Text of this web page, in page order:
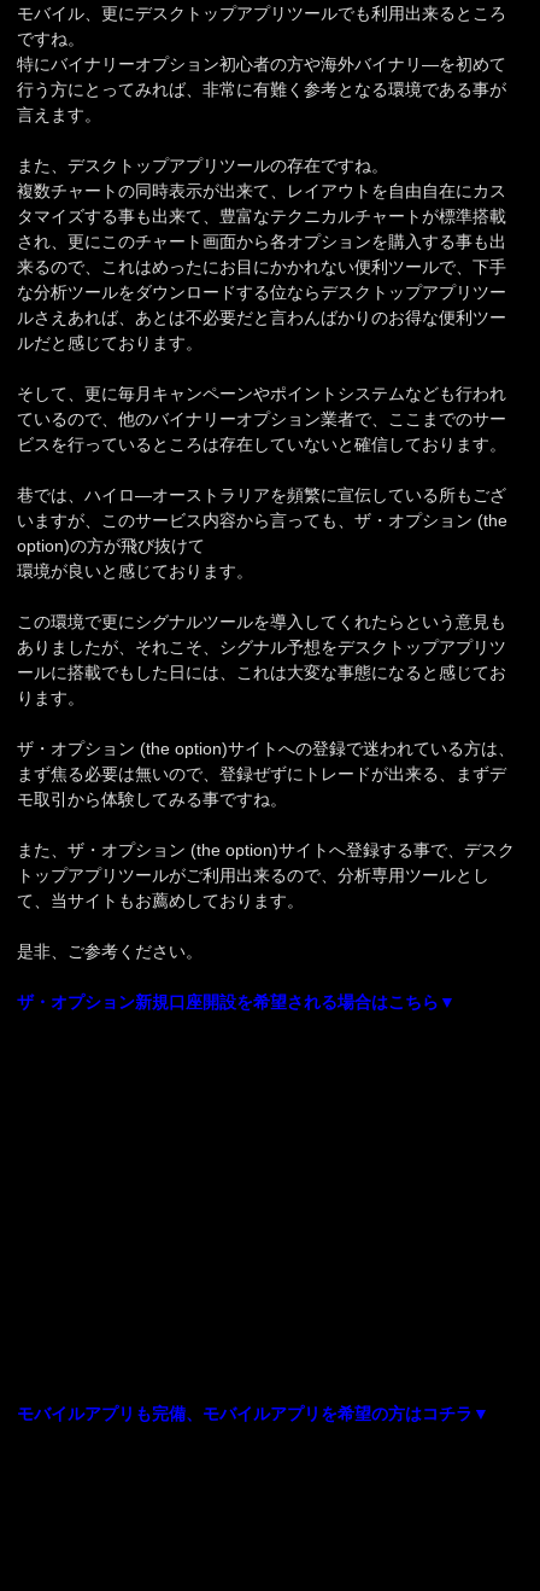
モバイル、更にデスクトップアプリツールでも利用出来るところ
ですね。
特にバイナリーオプション初心者の方や海外バイナリ―を初めて
行う方にとってみれば、非常に有難く参考となる環境である事が
言えます。
また、デスクトップアプリツールの存在ですね。
複数チャートの同時表示が出来て、レイアウトを自由自在にカス
タマイズする事も出来て、豊富なテクニカルチャートが標準搭載
され、更にこのチャート画面から各オプションを購入する事も出
来るので、これはめったにお目にかかれない便利ツールで、下手
な分析ツールをダウンロードする位ならデスクトップアプリツー
ルさえあれば、あとは不必要だと言わんばかりのお得な便利ツー
ルだと感じております。
そして、更に毎月キャンペーンやポイントシステムなども行われ
ているので、他のバイナリーオプション業者で、ここまでのサー
ビスを行っているところは存在していないと確信しております。
巷では、ハイロ―オーストラリアを頻繁に宣伝している所もござ
いますが、このサービス内容から言っても、ザ・オプション (the
option)の方が飛び抜けて
環境が良いと感じております。
この環境で更にシグナルツールを導入してくれたらという意見も
ありましたが、それこそ、シグナル予想をデスクトップアプリツ
ールに搭載でもした日には、これは大変な事態になると感じてお
ります。
ザ・オプション (the option)サイトへの登録で迷われている方は、
まず焦る必要は無いので、登録ぜずにトレードが出来る、まずデ
モ取引から体験してみる事ですね。
また、ザ・オプション (the option)サイトへ登録する事で、デスク
トップアプリツールがご利用出来るので、分析専用ツールとし
て、当サイトもお薦めしております。
是非、ご参考ください。
ザ・オプション新規口座開設を希望される場合はこちら▼
モバイルアプリも完備、モバイルアプリを希望の方はコチラ▼